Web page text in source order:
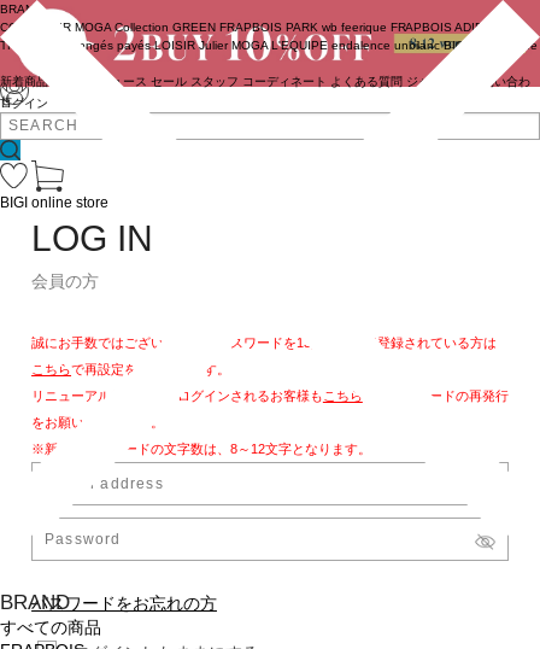
ログイン
BRAND
COUTURIER MOGA Collection GREEN FRAPBOIS PARK wb feerique FRAPBOIS ADIEU
TRISTESSE
congés payés LOISIR Julier MOGA L'EQUIPE endalence unbilanc BIGI online store
新着商品 ニュース セール スタッフ コーディネート よくある質問 ジャーナル
お問い合わ
せ
BRAND
すべての商品
BIGI online store
LOG IN
会員の方
誠にお手数ではございますが、パスワードを13文字以上で登録されている方は
こちらで再設定をお願いします。
リニューアル後、初めてログインされるお客様も こちら よりパスワードの再発行
をお願いいたします。
※新しいパスワードの文字数は、8～12文字となります。
パスワードをお忘れの方